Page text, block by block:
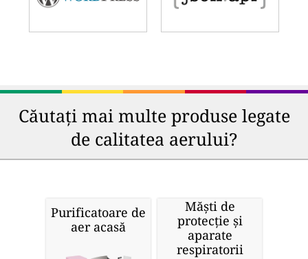
Căutați mai multe produse legate
de calitatea aerului?
Purificatoare de
aer acasă
Măști de
protecție și
aparate
respiratorii